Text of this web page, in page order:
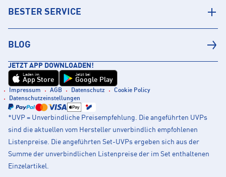
BESTER SERVICE
BLOG
JETZT APP DOWNLOADEN!
Laden im
App Store
Jetzt bei
Google Play
Impressum AGB Datenschutz
Cookie Policy
Datenschutzeinstellungen
*UVP = Unverbindliche Preisempfehlung. Die angeführten UVPs
sind die aktuellen vom Hersteller unverbindlich empfohlenen
Listenpreise. Die angeführten Set-UVPs ergeben sich aus der
Summe der unverbindlichen Listenpreise der im Set enthaltenen
Einzelartikel.